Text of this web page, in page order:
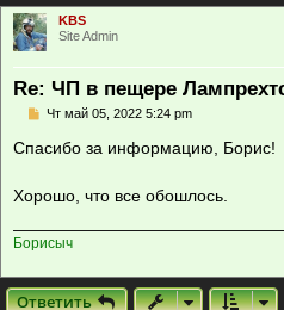
KBS
Site Admin
Re: ЧП в пещере
С
о
б
н
е
Чт май 05, 2022 5:24 pm
Спасибо за информацию, Борис!
Хорошо, что все обошлось.
Борисыч
Ответить